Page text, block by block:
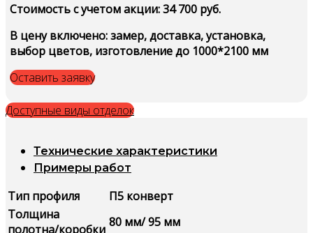
Стоимость c учетом акции: 34 700 руб.
В цену включено: замер, доставка, установка,
выбор цветов, изготовление до 1000*2100 мм
Оставить заявку
Доступные виды отделок
Технические характеристики
Примеры работ
Тип профиля
П5 конверт
Толщина
полотна/коробки 80 мм/ 95 мм